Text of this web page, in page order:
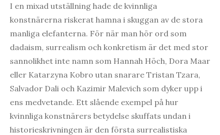
I en mixad utställning hade de kvinnliga
konstnärerna riskerat hamna i skuggan av de stora
manliga elefanterna. För när man hör ord som
dadaism, surrealism och konkretism är det med stor
sannolikhet inte namn som Hannah Höch, Dora Maar
eller Katarzyna Kobro utan snarare Tristan Tzara,
Salvador Dali och Kazimir Malevich som dyker upp i
ens medvetande. Ett slående exempel på hur
kvinnliga konstnärers betydelse skuffats undan i
historieskrivningen är den första surrealistiska